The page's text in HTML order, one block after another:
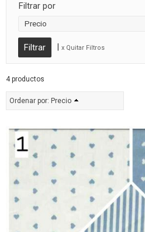
Filtrar por
Precio
| x Quitar Filtros
4 productos
Ordenar por: Precio